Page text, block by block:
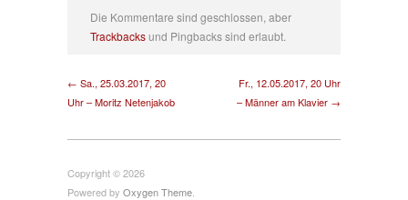
Die Kommentare sind geschlossen, aber
Trackbacksund Pingbacks sind erlaubt.
← Sa., 25.03.2017, 20
Uhr – Moritz Netenjakob
Fr., 12.05.2017, 20 Uhr
– Männer am Klavier →
Copyright © 2026
Powered by Oxygen Theme